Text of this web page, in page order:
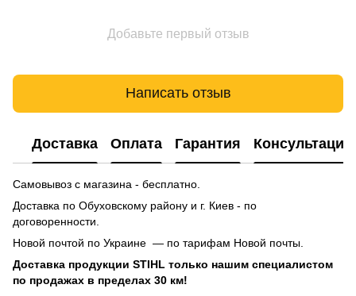
Добавьте первый отзыв
Написать отзыв
Доставка Оплата Гарантия Консультация
Самовывоз с магазина - бесплатно.
Доставка по Обуховскому району и г. Киев - по
договоренности.
Новой почтой по Украине — по тарифам Новой почты.
Доставка продукции STIHL только нашим специалистом
по продажах в пределах 30 км!